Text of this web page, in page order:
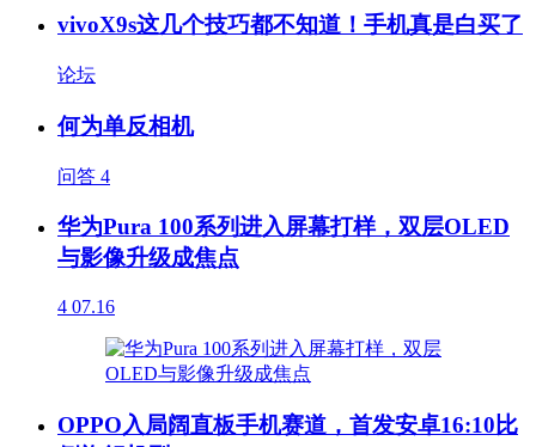
vivoX9s这几个技巧都不知道！手机真是白买了
论坛
何为单反相机
问答 4
华为Pura 100系列进入屏幕打样，双层OLED
与影像升级成焦点
4 07.16
OPPO入局阔直板手机赛道，首发安卓16:10比